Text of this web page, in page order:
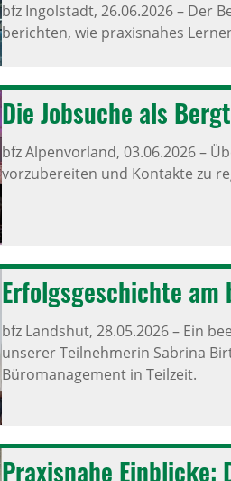
bfz Ingolstadt, 26.06.2026–Der
berichten, wie praxisnahes
Die Jobsuche als
bfz Alpenvorland, 03.06.2026–
vorzubereiten und Kontakte zu
Erfolgs­ge­schichte am
bfz Landshut, 28.05.2026–Ein
unserer Teilnehmerin Sabrina
Büromanagement in Teilzeit.
Praxis­nahe Einblicke: